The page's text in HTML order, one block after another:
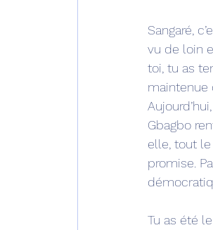
Sangaré,
vu de loin
toi, tu as
maintenue
Gbagbo
elle, tout
promise.
Tu as été